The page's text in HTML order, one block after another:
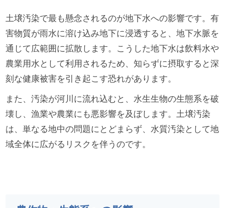
土壌汚染で最も懸念されるのが地下水への影響です。有
害物質が雨水に溶け込み地下に浸透すると、地下水脈を
通じて広範囲に拡散します。こうした地下水は飲料水や
農業用水として利用されるため、知らずに摂取すると深
刻な健康被害を引き起こす恐れがあります。
また、汚染が河川に流れ込むと、水生生物の生態系を破
壊し、漁業や農業にも悪影響を及ぼします。土壌汚染
は、単なる地中の問題にとどまらず、水質汚染として地
域全体に広がるリスクを伴うのです。